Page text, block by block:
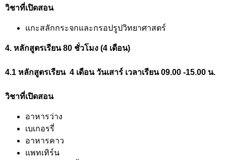
วิชาที่เปิดสอน
แกะสลักกระจกและกรอปรูปวิทยาศาสตร์
4. หลักสูตรเรียน 80 ชั่วโมง (4 เดือน)
4.1 หลักสูตรเรียน 4 เดือน วันเสาร์ เวลาเรียน 09.00 -15.00 น.
วิชาที่เปิดสอน
อาหารว่าง
เบเกอรรี่
อาหารคาว
แพทเทิร์น